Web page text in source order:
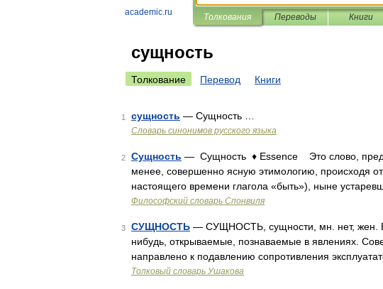
academic.ru Толкования Переводы Книги
сущность
Толкование Перевод Книги
1 сущность — Сущность …
Словарь синонимов русского языка
2 Сущность — Сущность ♦ Essence Это слово,
менее, совершенно ясную этимологию, происходя
настоящего времени глагола «быть»), ныне
Философский словарь Спонвиля
3 СУЩНОСТЬ — СУЩНОСТЬ, сущности, мн. нет, жен.
нибудь, открываемые, познаваемые в явлениях.
направлено к подавлению сопротивления
Толковый словарь Ушакова